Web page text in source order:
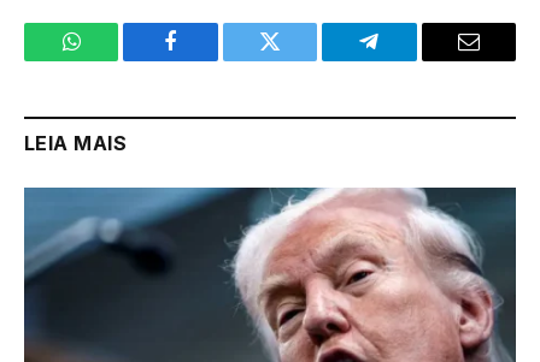
WhatsApp Facebook Twitter Telegram Email
LEIA MAIS